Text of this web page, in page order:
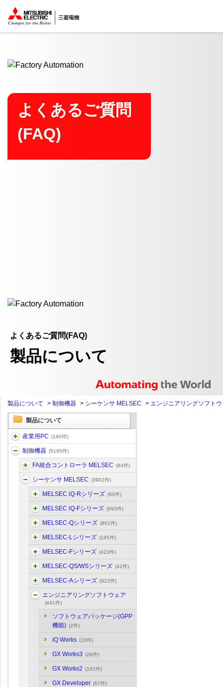
ここから本文
よくあるご質問
(FAQ)
よくあるご質問(FAQ)
製品について
製品について > 制御機器 > シーケンサ MELSEC > エンジニアリングソフト
製品について
産業用PC (190件)
制御機器 (5195件)
FA統合コントローラ MELSEC (84件)
シーケンサ MELSEC (3902件)
MELSEC iQ-Rシリーズ (60件)
MELSEC iQ-Fシリーズ (693件)
MELSEC-Qシリーズ (861件)
MELSEC-Lシリーズ (185件)
MELSEC-Fシリーズ (423件)
MELSEC-QS/WSシリーズ (42件)
MELSEC-Aシリーズ (922件)
エンジニアリングソフトウェア
(441件)
ソフトウェアパッケージ(GPP
機能) (2件)
iQ Works (10件)
GX Works3 (28件)
GX Works2 (162件)
GX Developer (67件)